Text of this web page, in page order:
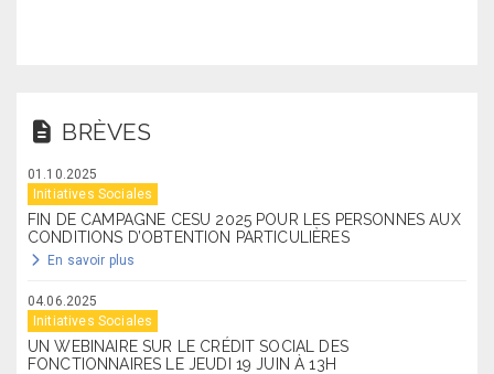
BRÈVES
01.10.2025
Initiatives Sociales
FIN DE CAMPAGNE CESU 2025 POUR LES PERSONNES AUX
CONDITIONS D’OBTENTION PARTICULIÈRES
En savoir plus
04.06.2025
Initiatives Sociales
UN WEBINAIRE SUR LE CRÉDIT SOCIAL DES
FONCTIONNAIRES LE JEUDI 19 JUIN À 13H